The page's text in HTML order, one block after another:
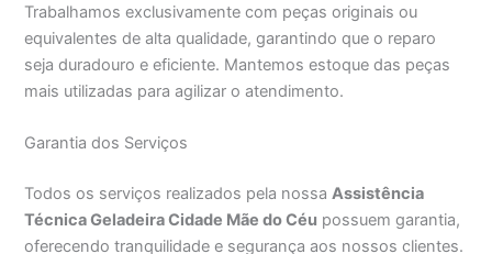
Trabalhamos exclusivamente com peças originais ou
equivalentes de alta qualidade, garantindo que o reparo
seja duradouro e eficiente. Mantemos estoque das peças
mais utilizadas para agilizar o atendimento.
Garantia dos Serviços
Todos os serviços realizados pela nossaAssistência
Técnica Geladeira Cidade Mãe do Céu possuem garantia,
oferecendo tranquilidade e segurança aos nossos clientes.